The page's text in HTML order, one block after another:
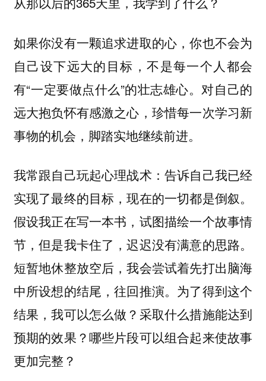
如果你没有一颗追求进取的心，你也不会为
自己设下远大的目标，不是每一个人都会
有“一定要做点什么”的壮志雄心。对自己的
远大抱负怀有感激之心，珍惜每一次学习新
事物的机会，脚踏实地继续前进。
我常跟自己玩起心理战术：告诉自己我已经
实现了最终的目标，现在的一切都是倒叙。
假设我正在写一本书，试图描绘一个故事情
节，但是我卡住了，迟迟没有满意的思路。
短暂地休整放空后，我会尝试着先打出脑海
中所设想的结尾，往回推演。为了得到这个
结果，我可以怎么做？采取什么措施能达到
预期的效果？哪些片段可以组合起来使故事
更加完整？